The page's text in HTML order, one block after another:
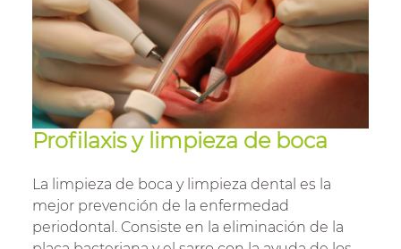
Profilaxis y limpieza de boca
La limpieza de boca y limpieza dental es la
mejor prevención de la enfermedad
periodontal. Consiste en la eliminación de la